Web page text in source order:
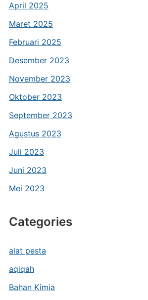
April 2025
Maret 2025
Februari 2025
Desember 2023
November 2023
Oktober 2023
September 2023
Agustus 2023
Juli 2023
Juni 2023
Mei 2023
Categories
alat pesta
aqiqah
Bahan Kimia